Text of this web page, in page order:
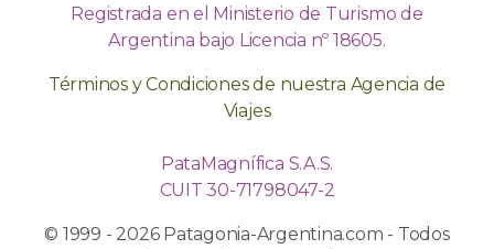
Registrada en el Ministerio de Turismo de
Argentina bajo Licencia nº 18605.
Términos y Condiciones de nuestra Agencia de
Viajes
PataMagnífica S.A.S.
CUIT 30-71798047-2
© 1999 - 2026 Patagonia-Argentina.com - Todos